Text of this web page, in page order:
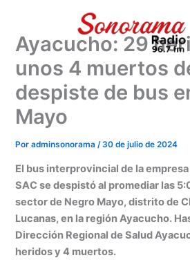
contenido
Ayacucho: 29
unos 4 muertos
despiste de bus
Mayo
Poradminsonorama/30 de julio de 2024
El bus interprovincial de la
SAC se despistó al promediar las
sector de Negro Mayo, distrito de
Lucanas, en la región Ayacucho.
Dirección Regional de Salud
heridos y 4 muertos.